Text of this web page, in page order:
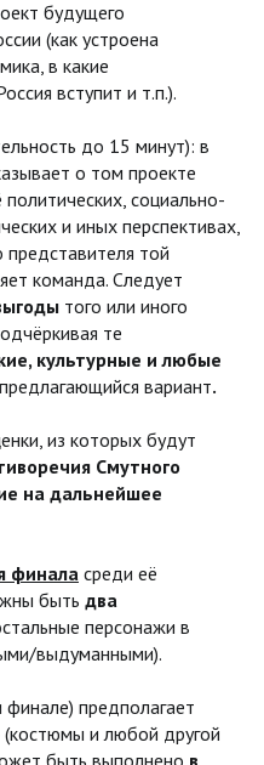
будущего
(как устроена
в какие
вступит и т.п.).
до 15 минут): в
о том проекте
социально-
и иных перспективах,
представителя той
команда. Следует
того или иного
те
культурные и любые
вариант.
из которых будут
Смутного
на дальнейшее
финала среди её
быть два
персонажи в
выдуманными).
предполагает
(костюмы и любой другой
быть выполнено в